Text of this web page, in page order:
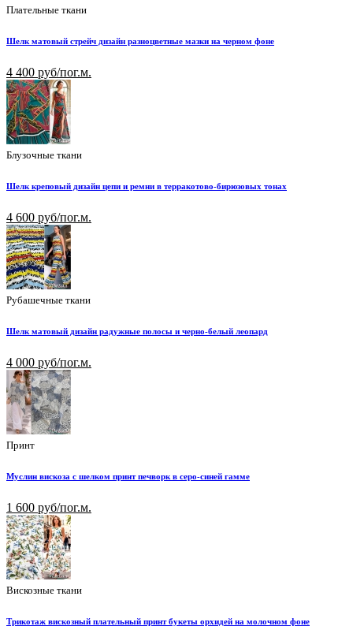
Плательные ткани
Шелк матовый стрейч дизайн разноцветные мазки на черном фоне
4 400 руб/пог.м.
Блузочные ткани
Шелк креповый дизайн цепи и ремни в терракотово-бирюзовых тонах
4 600 руб/пог.м.
Рубашечные ткани
Шелк матовый дизайн радужные полосы и черно-белый леопард
4 000 руб/пог.м.
Принт
Муслин вискоза с шелком принт печворк в серо-синей гамме
1 600 руб/пог.м.
Вискозные ткани
Трикотаж вискозный плательный принт букеты орхидей на молочном фоне